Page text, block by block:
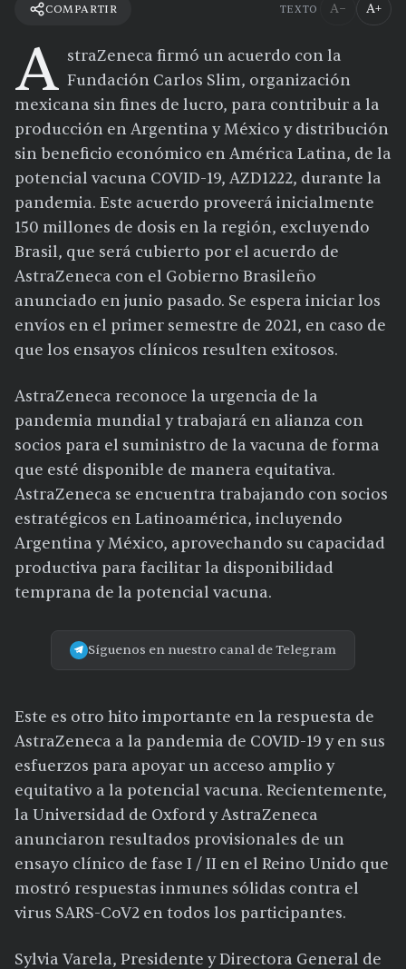
COMPARTIR TEXTO A− A+
A straZeneca firmó un acuerdo con la
Fundación Carlos Slim, organización
mexicana sin fines de lucro, para contribuir a la
producción en Argentina y México y distribución
sin beneficio económico en América Latina, de la
potencial vacuna COVID-19, AZD1222, durante la
pandemia. Este acuerdo proveerá inicialmente
150 millones de dosis en la región, excluyendo
Brasil, que será cubierto por el acuerdo de
AstraZeneca con el Gobierno Brasileño
anunciado en junio pasado. Se espera iniciar los
envíos en el primer semestre de 2021, en caso de
que los ensayos clínicos resulten exitosos.
AstraZeneca reconoce la urgencia de la
pandemia mundial y trabajará en alianza con
socios para el suministro de la vacuna de forma
que esté disponible de manera equitativa.
AstraZeneca se encuentra trabajando con socios
estratégicos en Latinoamérica, incluyendo
Argentina y México, aprovechando su capacidad
productiva para facilitar la disponibilidad
temprana de la potencial vacuna.
Síguenos en nuestro canal de Telegram
Este es otro hito importante en la respuesta de
AstraZeneca a la pandemia de COVID-19 y en sus
esfuerzos para apoyar un acceso amplio y
equitativo a la potencial vacuna. Recientemente,
la Universidad de Oxford y AstraZeneca
anunciaron resultados provisionales de un
ensayo clínico de fase I / II en el Reino Unido que
mostró respuestas inmunes sólidas contra el
virus SARS-CoV2 en todos los participantes.
Sylvia Varela, Presidente y Directora General de